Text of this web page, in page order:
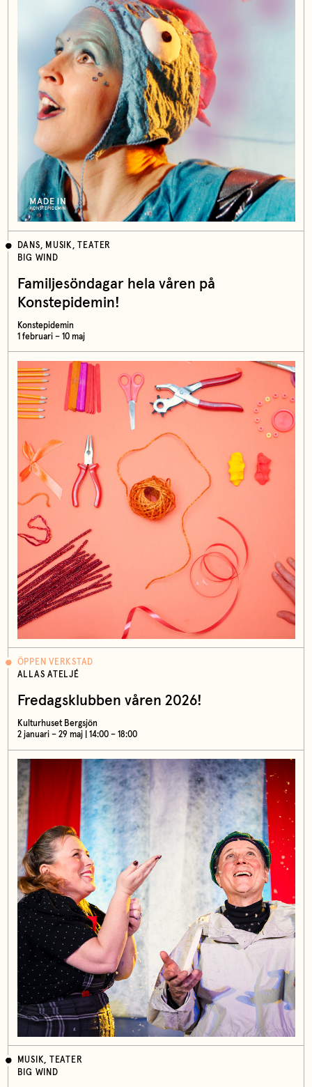
DANS, MUSIK, TEATER
BIG WIND
Familjesöndagar hela våren på
Konstepidemin!
Konstepidemin
1 februari – 10 maj
ÖPPEN VERKSTAD
ALLAS ATELJÉ
Fredagsklubben våren 2026!
Kulturhuset Bergsjön
2 januari – 29 maj | 14:00 – 18:00
MUSIK, TEATER
BIG WIND